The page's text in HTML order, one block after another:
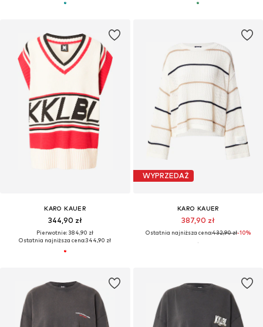
KARO KAUER
344,90 zł
Pierwotnie: 384,90 zł
Ostatnia najniższa cena:344,90 zł
WYPRZEDAŻ
KARO KAUER
387,90 zł
Ostatnia najniższa cena:432,90 zł-10%